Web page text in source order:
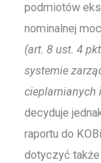
podmiotów
nominalnej
(art. 8 ust. 4
systemie
cieplarnianych
decyduje
raportu do
dotyczyć